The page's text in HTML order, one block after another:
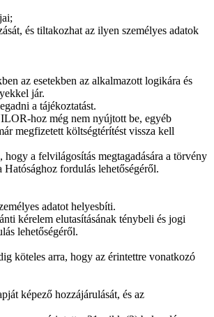
és tiltakozhat az ilyen személyes adatok
az esetekben az alkalmazott logikára és
jár.
a tájékoztatást.
hoz még nem nyújtott be, egyéb
megfizetett költségtérítést vissza kell
a felvilágosítás megtagadására a törvény
fordulás lehetőségéről.
adatot helyesbíti.
kérelem elutasításának ténybeli és jogi
lehetőségéről.
köteles arra, hogy az érintettre vonatkozó
képező hozzájárulását, és az